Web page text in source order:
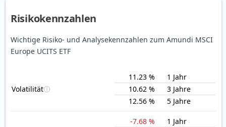
Risikokennzahlen
Wichtige Risiko- und Analysekennzahlen zum Amundi MSCI
Europe UCITS ETF
Volatilität
11.23 %
1 Jahr
10.62 %
3 Jahre
12.56 %
5 Jahre
-7.68 %
1 Jahr